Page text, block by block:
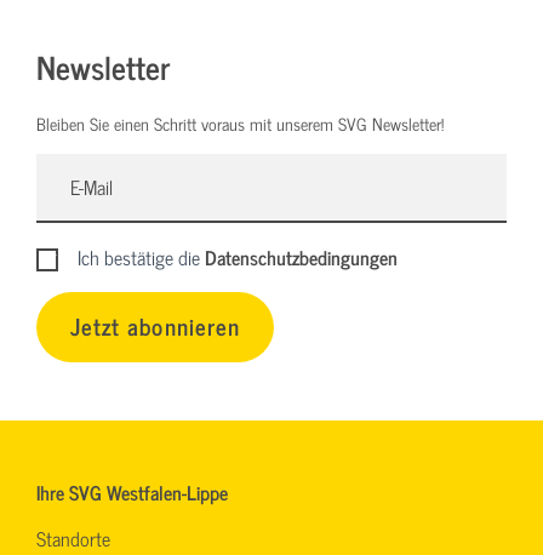
Newsletter
Bleiben Sie einen Schritt voraus mit unserem SVG Newsletter!
Ich bestätige dieDatenschutzbedingungen
Jetzt abonnieren
Ihre SVG Westfalen-Lippe
Standorte